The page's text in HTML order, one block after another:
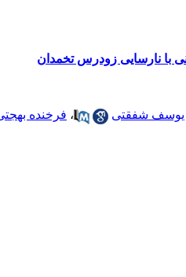
با نارسایی زودرس تخمدان
یوسف شفقتی ، فرخنده